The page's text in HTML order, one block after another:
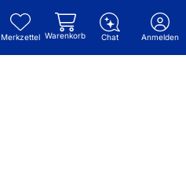
Merkzettel Warenkorb Chat Anmelden